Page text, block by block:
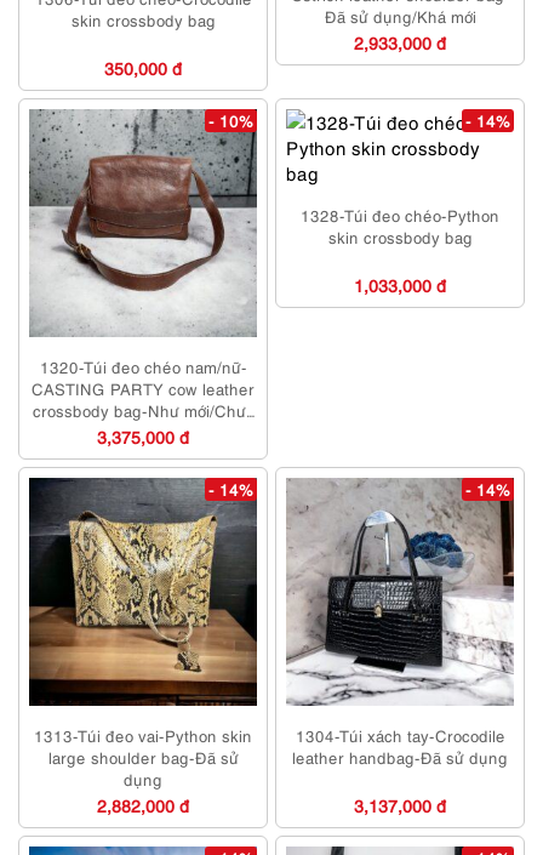
skin crossbody bag
350,000 đ
Đã sử dụng/Khá mới
2,933,000 đ
- 10%
1320-Túi đeo chéo nam/nữ-
CASTING PARTY cow leather
crossbody bag-Như mới/Chưa
sử dụng
3,375,000 đ
- 14%
1328-Túi đeo chéo-Python
skin crossbody bag
1,033,000 đ
- 14%
1313-Túi đeo vai-Python skin
large shoulder bag-Đã sử
dụng
2,882,000 đ
- 14%
1304-Túi xách tay-Crocodile
leather handbag-Đã sử dụng
3,137,000 đ